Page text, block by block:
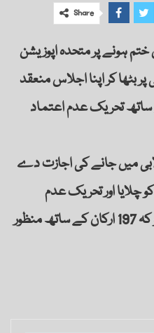
Share
ہونے پر متحدہ اپوزیشن
بٹھا کر اپنا اجلاس منعقد
کے ساتھ تحریک عدم اعتماد
میں جانے کی اجازت دے
چلایا اور تحریک عدم
اعتماد پر ووٹنگ شروع کرادی جو کہ 197 ارکان کے ساتھ منظور